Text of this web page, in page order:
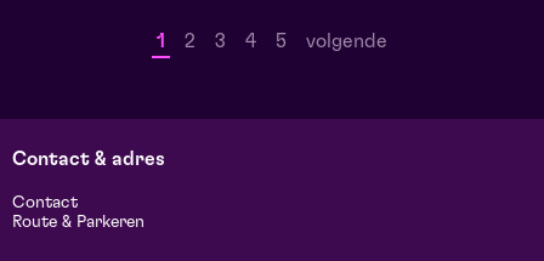
1 2 3 4 5 volgende
Contact & adres
Contact
Route & Parkeren